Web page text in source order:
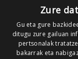
Zure
Gu eta gure
ditugu zure gailuan
pertsonalak
bakarrak eta